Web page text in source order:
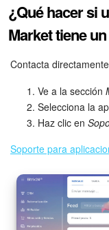
¿Qué hacer si
Market tiene
Contacta
Ve a la sección
Selecciona la
Haz clic en
Soporte para